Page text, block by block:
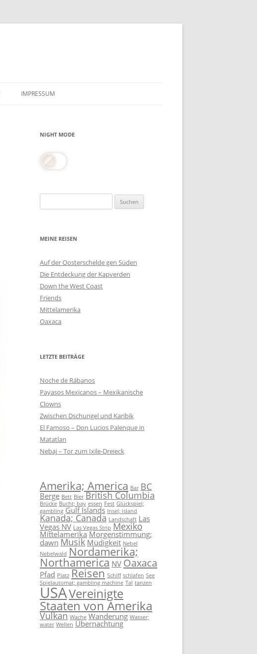
IMPRESSUM
NIGHT MODE
nach:
MEINE REISEN
Auf der Oosterschelde gen Süden
Die Entdeckung der Kapverden
Down the West Coast
Friends
Mittelamerika
Oaxaca
LETZTE BEITRÄGE
Noche de Rábanos
Payasos Mexicanos – Mexikanische
Clowns
Zwischen Dschungel und Karibik
El Famoso – Don Lucios Palenque in
Matatlan
Nebaj – Tor zum Ixile-Dreieck
Amerika; America Bar BC
Berge Bett Bier British Columbia
Brücke Bucht; bay essen Fest Glückspiel;
gambling Gulf Islands Insel; island
Kanada; Canada Landschaft Las
Vegas NV Las Vegas Strip Mexiko
Mittelamerika Morgenstimmung;
dawn Musik Müdigkeit Nebel
Nebelwald Nordamerika;
Northamerica NV Oaxaca
Pfad Platz Reisen Schiff schlafen See
Spielautomat; gambling machine Tal tanzen
USAVereinigte
Staaten von Amerika
Vulkan Wache Wanderung Wasser;
water Wellen Übernachtung